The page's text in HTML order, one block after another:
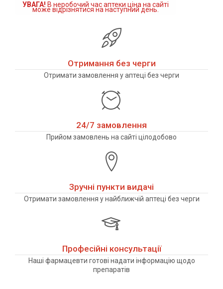
УВАГА! В неробочий час аптеки ціна на сайті
може відрізнятися на наступний день.
Отримання без черги
Отримати замовлення у аптеці без черги
24/7 замовлення
Прийом замовлень на сайті цілодобово
Зручні пункти видачі
Отримати замовлення у найближчій аптеці без черги
Професійні консультації
Наші фармацевти готові надати інформацію щодо
препаратів